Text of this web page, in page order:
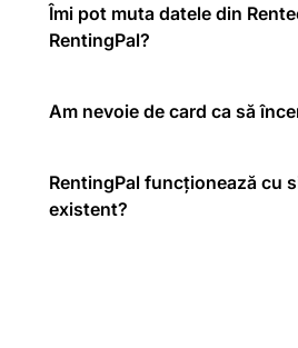
Îmi pot muta datele din
RentingPal?
Am nevoie de card ca să
RentingPal funcționează cu
existent?